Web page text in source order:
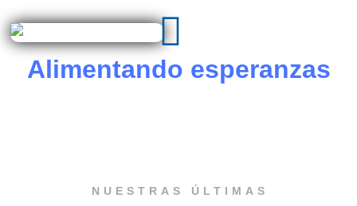
Alimentando esperanzas
NUESTRAS ÚLTIMAS